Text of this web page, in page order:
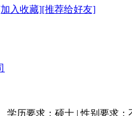
入收藏][推荐给好友]
学历要求：硕士 | 性别要求：